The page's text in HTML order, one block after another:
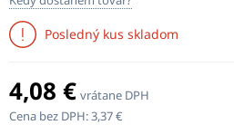
Posledný kus skladom
4,08 € vrátane DPH
Cena bez DPH:3,37 €